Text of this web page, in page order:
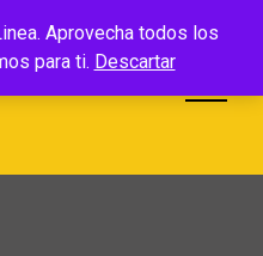
Aprovecha todos los
para ti. Descartar